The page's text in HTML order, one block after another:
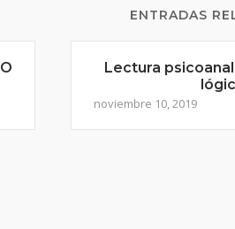
ENTRADAS
Lectura
noviembre 10, 2019